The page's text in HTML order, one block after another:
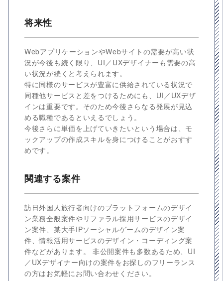
将来性
WebアプリケーションやWebサイトの需要が高い状
況が今後も続く限り、UI／UXデザイナーも需要の高
い状況が続くと考えられます。
特に同様のサービスが豊富に供給されている状況で
同種他サービスと差をつけるためにも、UI／UXデザ
インは重要です。そのため今後さらなる発展が見込
める職種であるといえるでしょう。
今後さらに単価を上げていきたいという場合は、モ
ックアップの作成スキルを身につけることがおすす
めです。
関連する案件
訪日外国人旅行者向けのプラットフォームのデザイ
ン業務全般案件やリファラル採用サービスのデザイ
ン案件、某大手IPソーシャルゲームのデザイン案
件、情報活用サービスのデザイン・コーディング案
件などがあります。 非公開案件も多数あるため、UI
／UXデザイナー向けの案件をお探しのフリーランス
の方はお気軽にお問い合わせください。